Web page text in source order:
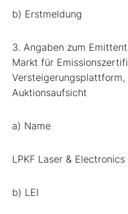
b) Erstmeldung
3. Angaben zum
Markt für
Auktionsaufsicht
a) Name
LPKF Laser & Electronics
b) LEI